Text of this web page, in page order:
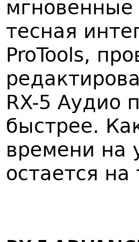
тесная
ProTools,
RX-5 Аудио
быстрее.
времени на
остается